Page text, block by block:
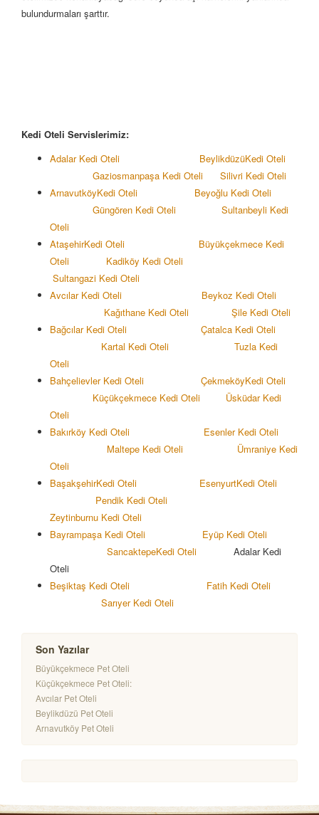
bulundurmaları şarttır.
Kedi Oteli Servislerimiz:
Adalar Kedi Oteli
BeylikdüzüKedi Oteli
Gaziosmanpaşa Kedi Oteli
Silivri Kedi Oteli
ArnavutköyKedi Oteli
Beyoğlu Kedi Oteli
Güngören Kedi Oteli
Sultanbeyli Kedi
Oteli
AtaşehirKedi Oteli
Büyükçekmece Kedi
Oteli
Kadiköy Kedi Oteli
Sultangazi Kedi Oteli
Avcılar Kedi Oteli
Beykoz Kedi Oteli
Kağıthane Kedi Oteli
Şile Kedi Oteli
Bağcılar Kedi Oteli
Çatalca Kedi Oteli
Kartal Kedi Oteli
Tuzla Kedi
Oteli
Bahçelievler Kedi Oteli
ÇekmeköyKedi Oteli
Küçükçekmece Kedi Oteli
Üsküdar Kedi
Oteli
Bakırköy Kedi Oteli
Esenler Kedi Oteli
Maltepe Kedi Oteli
Ümraniye Kedi
Oteli
BaşakşehirKedi Oteli EsenyurtKedi Oteli
Pendik Kedi Oteli
Zeytinburnu Kedi Oteli
Bayrampaşa Kedi Oteli
Eyüp Kedi Oteli
SancaktepeKedi Oteli Adalar Kedi
Oteli
Beşiktaş Kedi Oteli
Fatih Kedi Oteli
Sarıyer Kedi Oteli
Son Yazılar
Büyükçekmece Pet Oteli
Küçükçekmece Pet Oteli:
Avcılar Pet Oteli
Beylikdüzü Pet Oteli
Arnavutköy Pet Oteli